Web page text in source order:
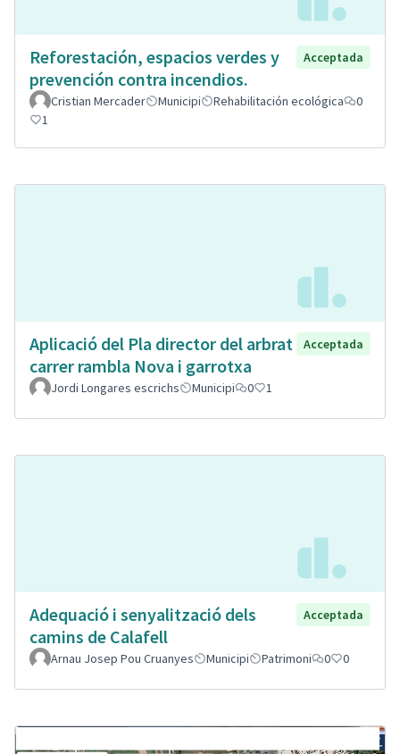
Reforestación, espacios verdes y
prevención contra incendios.
Acceptada
Cristian Mercader Municipi Rehabilitación ecológica
0
1
Aplicació del Pla director del arbrat
carrer rambla Nova i garrotxa
Acceptada
Jordi Longares escrichs Municipi 0 1
Adequació i senyalització dels
camins de Calafell
Acceptada
Arnau Josep Pou Cruanyes Municipi Patrimoni 0 0